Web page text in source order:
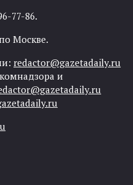
77-86.
Москве.
redactor@gazetadaily.ru
и